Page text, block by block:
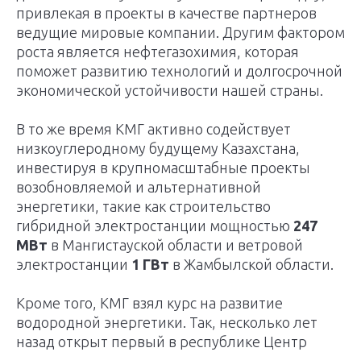
привлекая в проекты в качестве партнеров
ведущие мировые компании. Другим фактором
роста является нефтегазохимия, которая
поможет развитию технологий и долгосрочной
экономической устойчивости нашей страны.
В то же время КМГ активно содействует
низкоуглеродному будущему Казахстана,
инвестируя в крупномасштабные проекты
возобновляемой и альтернативной
энергетики, такие как строительство
гибридной электростанции мощностью 247
МВт в Мангистауской области и ветровой
электростанции 1 ГВт в Жамбылской области.
Кроме того, КМГ взял курс на развитие
водородной энергетики. Так, несколько лет
назад открыт первый в республике Центр